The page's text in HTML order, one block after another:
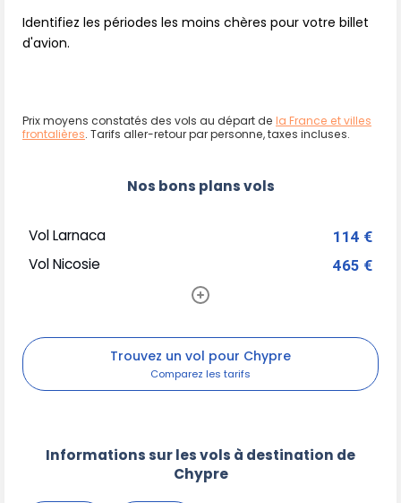
Identifiez les périodes les moins chères pour votre billet
d'avion.
Prix moyens constatés des vols au départ de la France et villes
frontalières. Tarifs aller-retour par personne, taxes incluses.
Nos bons plans vols
Vol Larnaca 114 €
Vol Nicosie 465 €
Trouvez un vol pour Chypre
Informations sur les vols à destination de
Chypre